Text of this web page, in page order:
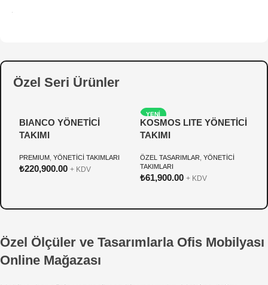
Özel Seri Ürünler
BIANCO YÖNETİCİ
TAKIMI
PREMIUM YÖNETİCİ TAKIMLARI
₺220,900.00 + KDV
YENI
KOSMOS LITE YÖNETİCİ
TAKIMI
ÖZEL TASARIMLAR YÖNETİCİ
TAKIMLARI
₺61,900.00 + KDV
Özel Ölçüler ve Tasarımlarla Ofis Mobilyası
Online Mağazası